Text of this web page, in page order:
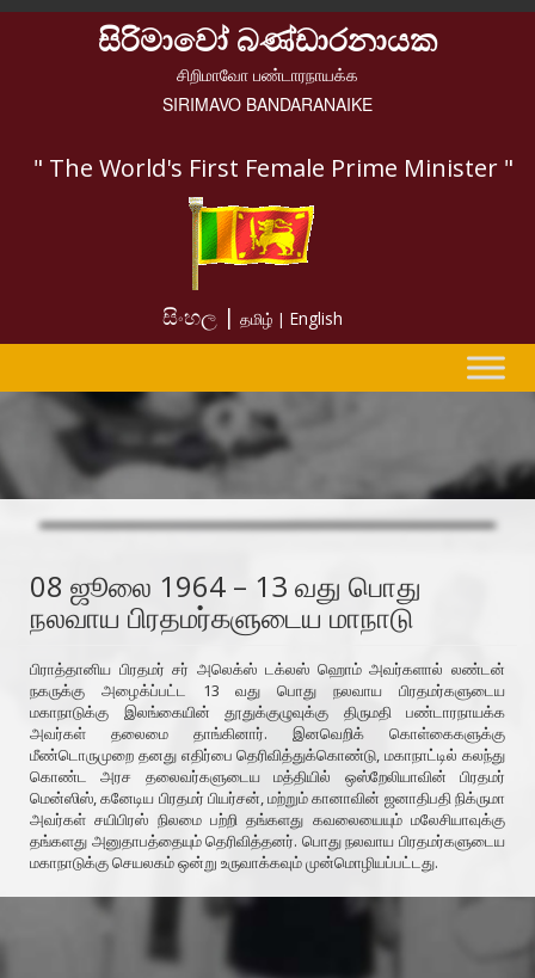
සිරිමාවෝ බණ්ඩාරනායක
சிறிமாவோ பண்டாரநாயக்க
SIRIMAVO BANDARANAIKE
" The World's First Female Prime Minister "
සිංහල | தமிழ் | English
08 ஜூலை 1964 – 13 வது பொது
நலவாய பிரதமர்களுடைய மாநாடு
பிராத்தானிய பிரதமர் சர் அலெக்ஸ் டக்லஸ் ஹொம் அவர்களால் லண்டன்
நகருக்கு அழைக்ப்பட்ட 13 வது பொது நலவாய பிரதமர்களுடைய
மகாநாடுக்கு இலங்கையின் தூதுக்குழுவுக்கு திருமதி பண்டாரநாயக்க
அவர்கள் தலைமை தாங்கினார். இனவெறிக் கொள்கைகளுக்கு
மீண்டொருமுறை தனது எதிர்பை தெரிவித்துக்கொண்டு, மகாநாட்டில் கலந்து
கொண்ட அரச தலைவர்களுடைய மத்தியில் ஒஸ்றேலியாவின் பிரதமர்
மென்ஸிஸ், கனேடிய பிரதமர் பியர்சன், மற்றும் கானாவின் ஜனாதிபதி நிக்ருமா
அவர்கள் சயிபிரஸ் நிலமை பற்றி தங்களது கவலையையும் மலேசியாவுக்கு
தங்களது அனுதாபத்தையும் தெரிவித்தனர். பொது நலவாய பிரதமர்களுடைய
மகாநாடுக்கு செயலகம் ஒன்று உருவாக்கவும் முன்மொழியப்பட்டது.